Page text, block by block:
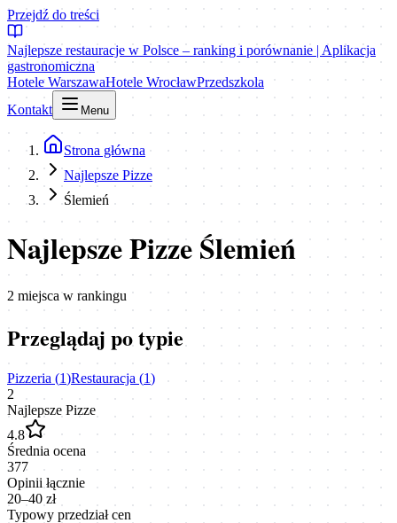
Przejdź do treści
Najlepsze restauracje w Polsce – ranking i porównanie | Aplikacja
gastronomiczna
Hotele WarszawaHotele WrocławPrzedszkola
Kontakt
Menu
Strona główna
Najlepsze Pizze
Ślemień
Najlepsze Pizze Ślemień
2 miejscaw rankingu
Przeglądaj po typie
Pizzeria (1)Restauracja (1)
2
Najlepsze Pizze
4.8
Średnia ocena
377
Opinii łącznie
20–40 zł
Typowy przedział cen